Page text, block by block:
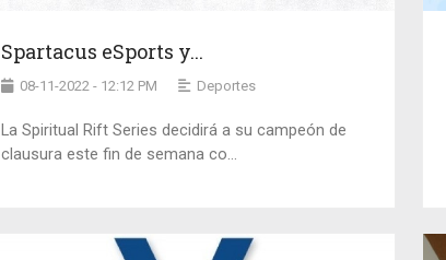
Spartacus eSports y...
08-11-2022 - 12:12 PM Deportes
La Spiritual Rift Series decidirá a su campeón de
clausura este fin de semana co...